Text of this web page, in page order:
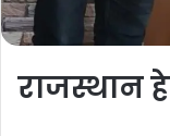
राजस्थान